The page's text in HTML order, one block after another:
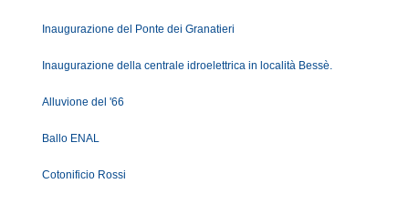
Inaugurazione del Ponte dei Granatieri
Inaugurazione della centrale idroelettrica in località Bessè.
Alluvione del '66
Ballo ENAL
Cotonificio Rossi